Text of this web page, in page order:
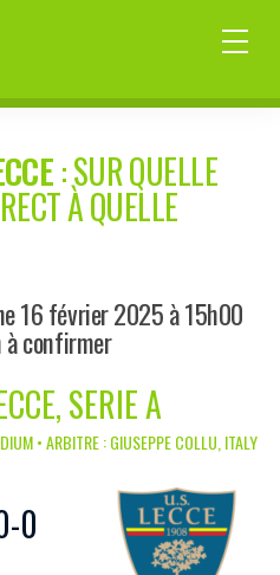
: SUR QUELLE
À QUELLE
16 février 2025 à 15h00
confirmer
SERIE A
• ARBITRE : GIUSEPPE COLLU, ITALY
-0